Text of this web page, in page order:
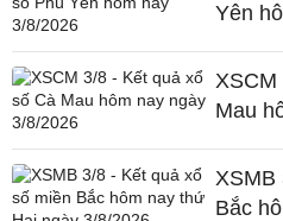
Yên
XSCM
Mau
XSMB
Bắc